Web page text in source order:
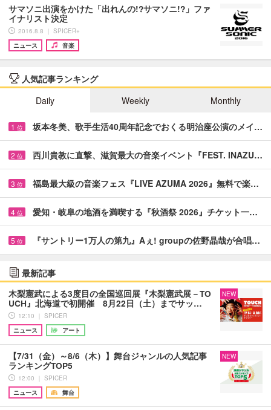
サマソニ出演をかけた「出れんの!?サマソニ!?」ファ
イナリスト決定
2016.8.8 ｜ SPICER+
ニュース
音楽
人気記事ランキング
Daily
Weekly Monthly
1 位 坂本冬美、歌手生活40周年記念でおくる明治座公演のメイ…
2 位 西川貴教に直撃、滋賀最大の音楽イベント『FEST. INAZU…
3 位 福島最大級の音楽フェス『LIVE AZUMA 2026』無料で楽…
4 位 愛知・岐阜の地酒を満喫する『秋酒祭 2026』チケット一…
5 位 『サントリー1万人の第九』Aぇ! groupの佐野晶哉が合唱…
最新記事
木梨憲武による3度目の全国巡回展『木梨憲武展－TO
UCH』北海道で初開催 8月22日（土）までサッ…
12:10 ｜ SPICER
ニュース
アート
NEW
【7/31（金）～8/6（木）】舞台ジャンルの人気記事
ランキングTOP5
12:00 ｜ SPICER
ニュース
舞台
NEW